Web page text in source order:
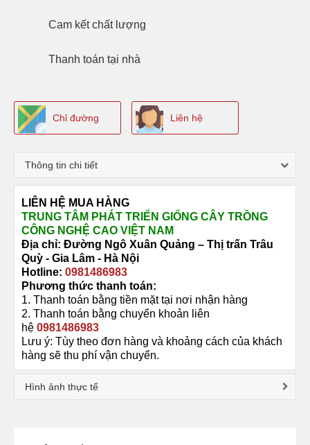
Cam kếtchất lượng
Thanh toán tại nhà
Chỉ đường Liên hệ
Thông tin chi tiết
LIÊN HỆ MUA HÀNG
TRUNG TÂM PHÁT TRIỂN GIỐNG CÂY TRỒNG
CÔNG NGHỆ CAO VIỆT NAM
Địa chỉ: Đường Ngô Xuân Quảng – Thị trấn Trâu
Quỳ - Gia Lâm - Hà Nội
Hotline: 0981486983
Phương thức thanh toán:
1. Thanh toán bằng tiền mặt tại nơi nhận hàng
2. Thanh toán bằng chuyển khoản liên
hệ 0981486983
Lưu ý: Tùy theo đơn hàng và khoảng cách của khách
hàng sẽ thu phí vận chuyển.
Hình ảnh thực tế